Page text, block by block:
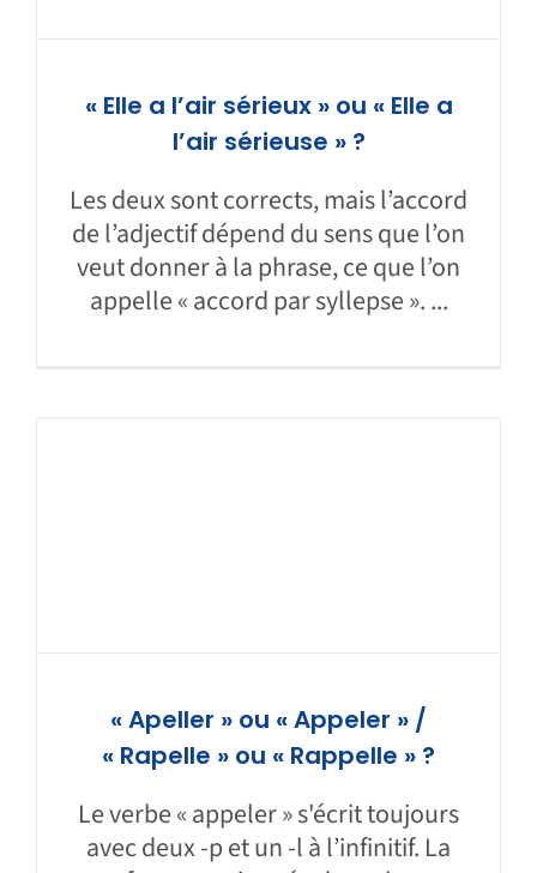
« Elle a l’air sérieux » ou « Elle a
l’air sérieuse » ?
Les deux sont corrects, mais l’accord
de l’adjectif dépend du sens que l’on
veut donner à la phrase, ce que l’on
appelle « accord par syllepse ». ...
« Apeller » ou « Appeler » /
« Rapelle » ou « Rappelle » ?
Le verbe « appeler » s'écrit toujours
avec deux -p et un -l à l’infinitif. La